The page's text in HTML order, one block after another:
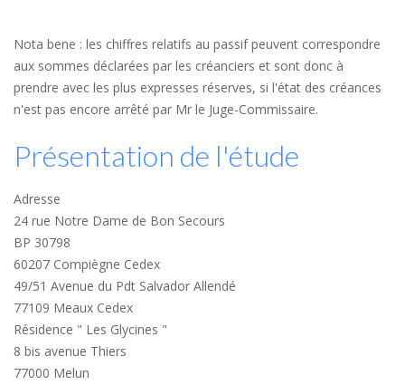
Nota bene : les chiffres relatifs au passif peuvent correspondre
aux sommes déclarées par les créanciers et sont donc à
prendre avec les plus expresses réserves, si l'état des créances
n'est pas encore arrêté par Mr le Juge-Commissaire.
Présentation de l'étude
Adresse
24 rue Notre Dame de Bon Secours
BP 30798
60207 Compiègne Cedex
49/51 Avenue du Pdt Salvador Allendé
77109 Meaux Cedex
Résidence " Les Glycines "
8 bis avenue Thiers
77000 Melun